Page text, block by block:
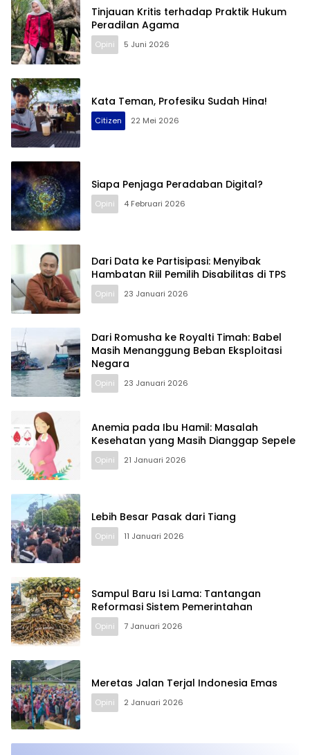
Tinjauan Kritis terhadap Praktik Hukum
Peradilan Agama
Opini 5 Juni 2026
Kata Teman, Profesiku Sudah Hina!
Citizen 22 Mei 2026
Siapa Penjaga Peradaban Digital?
Opini 4 Februari 2026
Dari Data ke Partisipasi: Menyibak
Hambatan Riil Pemilih Disabilitas di TPS
Opini 23 Januari 2026
Dari Romusha ke Royalti Timah: Babel
Masih Menanggung Beban Eksploitasi
Negara
Opini 23 Januari 2026
Anemia pada Ibu Hamil: Masalah
Kesehatan yang Masih Dianggap Sepele
Opini 21 Januari 2026
Lebih Besar Pasak dari Tiang
Opini 11 Januari 2026
Sampul Baru Isi Lama: Tantangan
Reformasi Sistem Pemerintahan
Opini 7 Januari 2026
Meretas Jalan Terjal Indonesia Emas
Opini 2 Januari 2026